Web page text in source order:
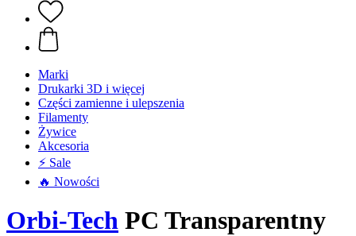
Marki
Drukarki 3D i więcej
Części zamienne i ulepszenia
Filamenty
Żywice
Akcesoria
⚡ Sale
🔥 Nowości
Orbi-Tech PC Transparentny